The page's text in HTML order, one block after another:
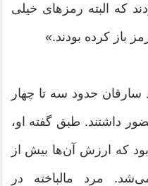
که البته رمزهای خیلی
باز کرده بودند.»
حدود سه تا چهار
داشتند. طبق گفته او،
که ارزش آن‌ها بیش از
می‌شد. مرد مالباخته در